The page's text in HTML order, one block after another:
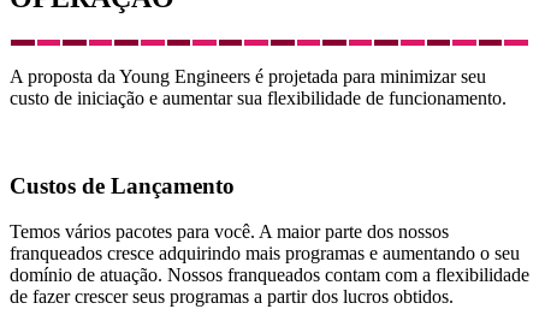
A proposta da Young Engineers é projetada para minimizar seu
custo de iniciação e aumentar sua flexibilidade de funcionamento.
Custos de Lançamento
Temos vários pacotes para você. A maior parte dos nossos
franqueados cresce adquirindo mais programas e aumentando o seu
domínio de atuação. Nossos franqueados contam com a flexibilidade
de fazer crescer seus programas a partir dos lucros obtidos.